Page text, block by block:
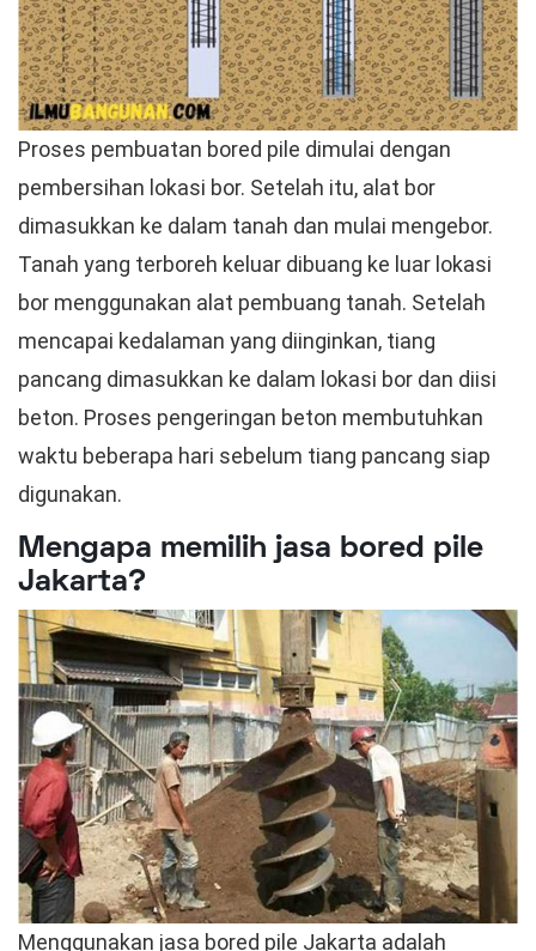
Proses pembuatan bored pile dimulai dengan
pembersihan lokasi bor. Setelah itu, alat bor
dimasukkan ke dalam tanah dan mulai mengebor.
Tanah yang terboreh keluar dibuang ke luar lokasi
bor menggunakan alat pembuang tanah. Setelah
mencapai kedalaman yang diinginkan, tiang
pancang dimasukkan ke dalam lokasi bor dan diisi
beton. Proses pengeringan beton membutuhkan
waktu beberapa hari sebelum tiang pancang siap
digunakan.
Mengapa memilih jasa bored pile
Jakarta?
Menggunakan jasa bored pile Jakarta adalah